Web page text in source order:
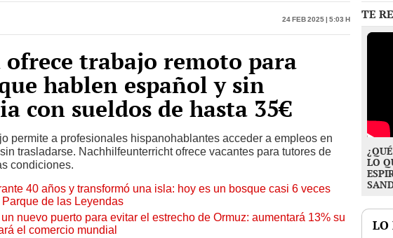
trabajo remoto para
hablen español y sin
con sueldos de hasta 35€
permite a profesionales hispanohablantes acceder a empleos en
trasladarse. Nachhilfeunterricht ofrece vacantes para tutores de
condiciones.
40 años y transformó una isla: hoy es un bosque casi 6 veces
de las Leyendas
nuevo puerto para evitar el estrecho de Ormuz: aumentará 13% su
el comercio mundial
TE
LO
LO